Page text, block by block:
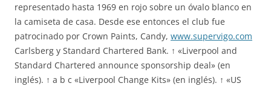
representado hasta 1969 en rojo sobre un óvalo blanco en
la camiseta de casa. Desde ese entonces el club fue
patrocinado por Crown Paints, Candy, www.supervigo.com
Carlsberg y Standard Chartered Bank. ↑ «Liverpool and
Standard Chartered announce sponsorship deal» (en
inglés). ↑ a b c «Liverpool Change Kits» (en inglés). ↑ «US